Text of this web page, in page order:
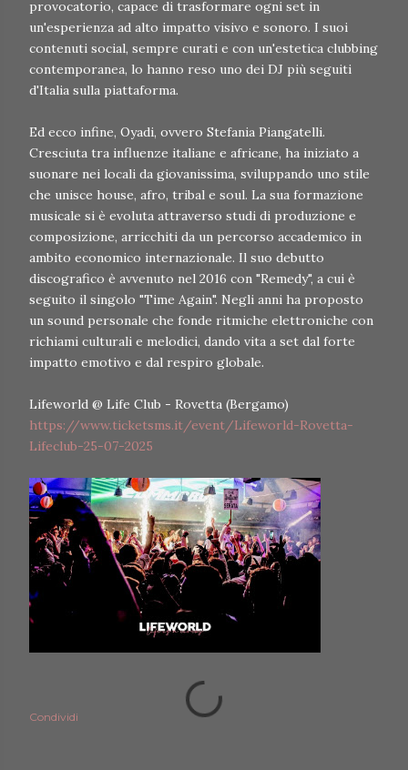
provocatorio, capace di trasformare ogni set in
un'esperienza ad alto impatto visivo e sonoro. I suoi
contenuti social, sempre curati e con un'estetica clubbing
contemporanea, lo hanno reso uno dei DJ più seguiti
d'Italia sulla piattaforma.
Ed ecco infine, Oyadi, ovvero Stefania Piangatelli.
Cresciuta tra influenze italiane e africane, ha iniziato a
suonare nei locali da giovanissima, sviluppando uno stile
che unisce house, afro, tribal e soul. La sua formazione
musicale si è evoluta attraverso studi di produzione e
composizione, arricchiti da un percorso accademico in
ambito economico internazionale. Il suo debutto
discografico è avvenuto nel 2016 con "Remedy", a cui è
seguito il singolo "Time Again". Negli anni ha proposto
un sound personale che fonde ritmiche elettroniche con
richiami culturali e melodici, dando vita a set dal forte
impatto emotivo e dal respiro globale.
Lifeworld @ Life Club - Rovetta (Bergamo)
https://www.ticketsms.it/event/Lifeworld-Rovetta-
Lifeclub-25-07-2025
Condividi